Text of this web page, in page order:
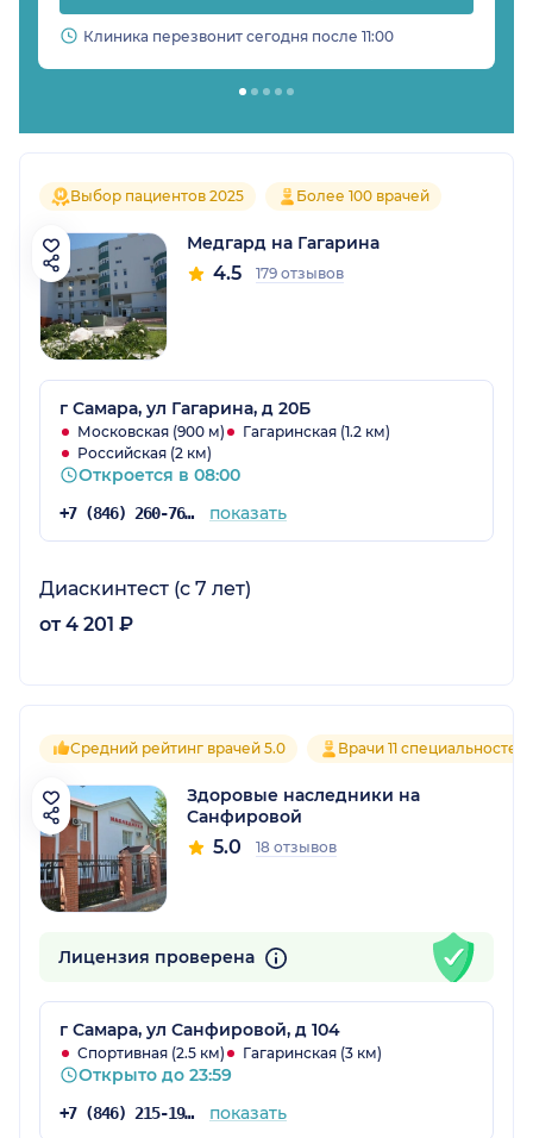
Клиника перезвонит сегодня после 11:00
Выбор пациентов 2025 Более 100 врачей
Медгард на Гагарина
4.5 179 отзывов
г Самара, ул Гагарина, д 20Б
Московская (900 м)
Гагаринская (1.2 км)
Российская (2 км)
Откроется в 08:00
+7 (846) 260-76-76 показать
Диаскинтест (с 7 лет)
от 4 201 ₽
Средний рейтинг врачей 5.0 Врачи 11 специальностей
Здоровые наследники на
Санфировой
5.0 18 отзывов
Лицензия проверена
г Самара, ул Санфировой, д 104
Спортивная (2.5 км) Гагаринская (3 км)
Открыто до 23:59
+7 (846) 215-19-05 показать